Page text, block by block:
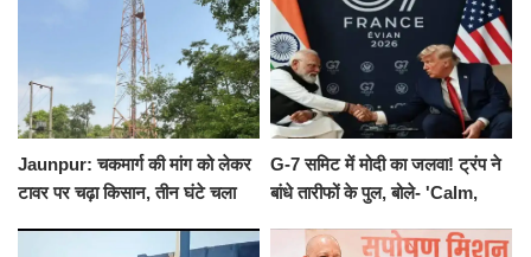
Jaunpur: चकमार्ग की मांग को लेकर
टावर पर चढ़ा किसान, तीन घंटे चला
G-7 समिट में मोदी का जलवा! ट्रंप ने
बांधे तारीफों के पुल, बोले- 'Calm,